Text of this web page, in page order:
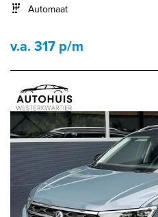
Automaat
v.a. 317 p/m